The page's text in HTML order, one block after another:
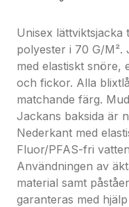
Unisex lättviktsjacka
polyester i 70 G/
med elastiskt snöre,
och fickor. Alla
matchande färg.
Jackans baksida är
Nederkant med
Fluor/PFAS-fri
Användningen av
material samt
garanteras med